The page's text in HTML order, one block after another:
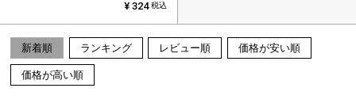
¥ 324 税込
新着順 ランキング レビュー順 価格が安い順
価格が高い順